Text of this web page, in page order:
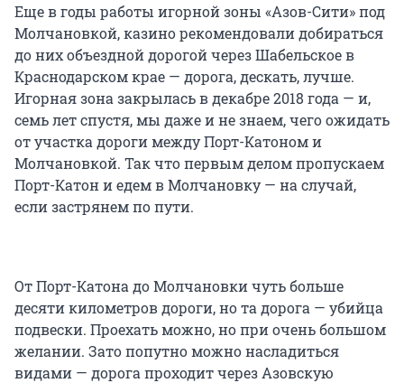
Еще в годы работы игорной зоны «Азов-Сити» под
Молчановкой, казино рекомендовали добираться
до них объездной дорогой через Шабельское в
Краснодарском крае — дорога, дескать, лучше.
Игорная зона закрылась в декабре 2018 года — и,
семь лет спустя, мы даже и не знаем, чего ожидать
от участка дороги между Порт-Катоном и
Молчановкой. Так что первым делом пропускаем
Порт-Катон и едем в Молчановку — на случай,
если застрянем по пути.
От Порт-Катона до Молчановки чуть больше
десяти километров дороги, но та дорога — убийца
подвески. Проехать можно, но при очень большом
желании. Зато попутно можно насладиться
видами — дорога проходит через Азовскую